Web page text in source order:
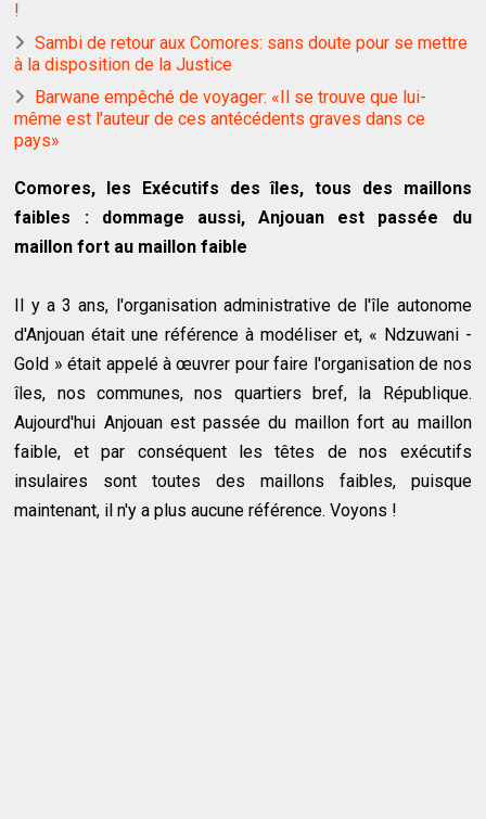
!
Sambi de retour aux Comores: sans doute pour se mettre
à la disposition de la Justice
Barwane empêché de voyager: «Il se trouve que lui-
même est l'auteur de ces antécédents graves dans ce
pays»
Comores, les Exécutifs des îles, tous des maillons
faibles : dommage aussi, Anjouan est passée du
maillon fort au maillon faible
Il y a 3 ans, l'organisation administrative de l'île autonome
d'Anjouan était une référence à modéliser et, « Ndzuwani -
Gold » était appelé à œuvrer pour faire l'organisation de nos
îles, nos communes, nos quartiers bref, la République.
Aujourd'hui Anjouan est passée du maillon fort au maillon
faible, et par conséquent les têtes de nos exécutifs
insulaires sont toutes des maillons faibles, puisque
maintenant, il n'y a plus aucune référence. Voyons !